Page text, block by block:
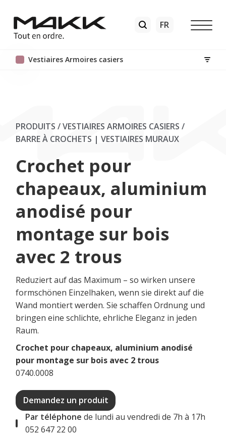
Vestiaires Armoires casiers
PRODUITS / VESTIAIRES ARMOIRES CASIERS /
BARRE À CROCHETS | VESTIAIRES MURAUX
Crochet pour
chapeaux, aluminium
anodisé pour
montage sur bois
avec 2 trous
Reduziert auf das Maximum – so wirken unsere
formschönen Einzelhaken, wenn sie direkt auf die
Wand montiert werden. Sie schaffen Ordnung und
bringen eine schlichte, ehrliche Eleganz in jeden
Raum.
Crochet pour chapeaux, aluminium anodisé
pour montage sur bois avec 2 trous
0740.0008
Demandez un produit
Par téléphone de lundi au vendredi de 7h à 17h
052 647 22 00